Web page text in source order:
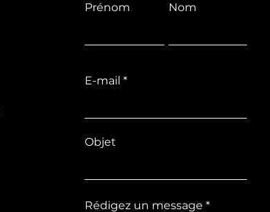
Prénom Nom
E-mail
Objet
Rédigez un message